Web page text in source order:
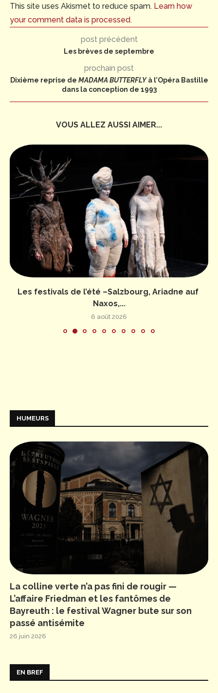
This site uses Akismet to reduce spam. Learn how
your comment data is processed.
post précédent
Les brèves de septembre
prochain post
Dixième reprise de MADAMA BUTTERFLYà l’Opéra Bastille
dans la conception de 1993
VOUS ALLEZ AUSSI AIMER...
Les festivals de l’été –Salzbourg, Ariadne auf
Naxos,...
6 août 2026
HUMEURS
La colline verte n’a pas fini de rougir —
L’affaire Friedman et les fantômes de
Bayreuth : le festival Wagner bute sur son
passé antisémite
26 juin 2026
EN BREF